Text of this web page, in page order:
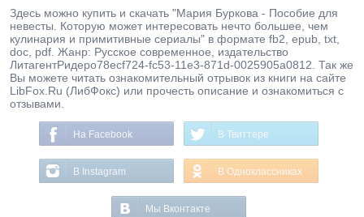
Здесь можно купить и скачать "Мария Буркова - Пособие для
невесты. Которую может интересовать нечто большее, чем
кулинария и примитивные сериалы" в формате fb2, epub, txt,
doc, pdf. Жанр: Русское современное, издательство
ЛитагентРидеро78ecf724-fc53-11e3-871d-0025905a0812. Так же
Вы можете читать ознакомительный отрывок из книги на сайте
LibFox.Ru (ЛибФокс) или прочесть описание и ознакомиться с
отзывами.
На Facebook В Твиттере
В Instagram В Одноклассниках
Мы Вконтакте